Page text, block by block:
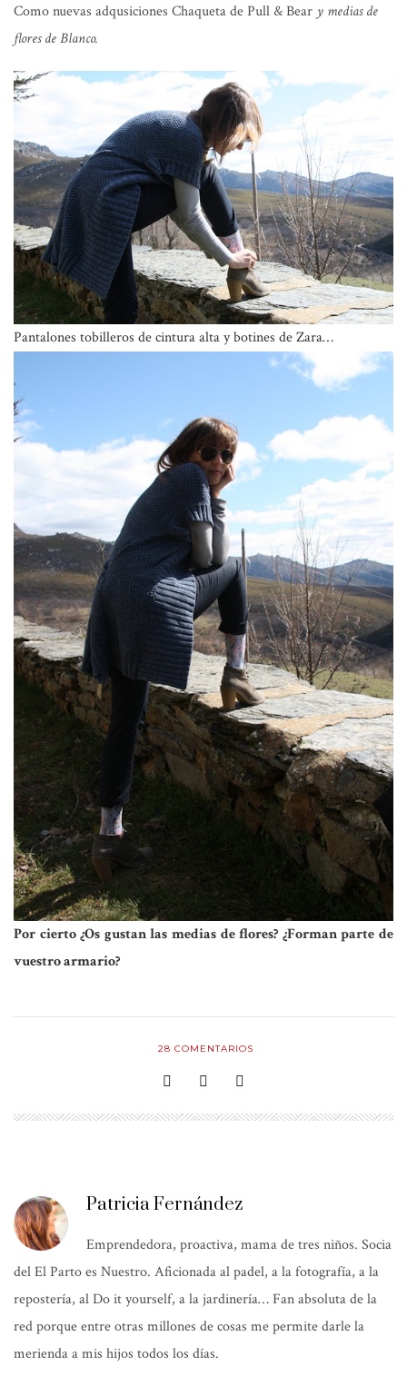
Como nuevas adqusiciones Chaqueta dePull & Bear y medias de
flores deBlanco.
Pantalones tobilleros de cintura alta y botines deZara…
Por cierto ¿Os gustan las medias de flores? ¿Forman parte de
vuestro armario?
28 COMENTARIOS
Patricia Fernández
Emprendedora, proactiva, mama de tres niños. Socia
del El Parto es Nuestro. Aficionada al padel, a la fotografía, a la
repostería, al Do it yourself, a la jardinería… Fan absoluta de la
red porque entre otras millones de cosas me permite darle la
merienda a mis hijos todos los días.